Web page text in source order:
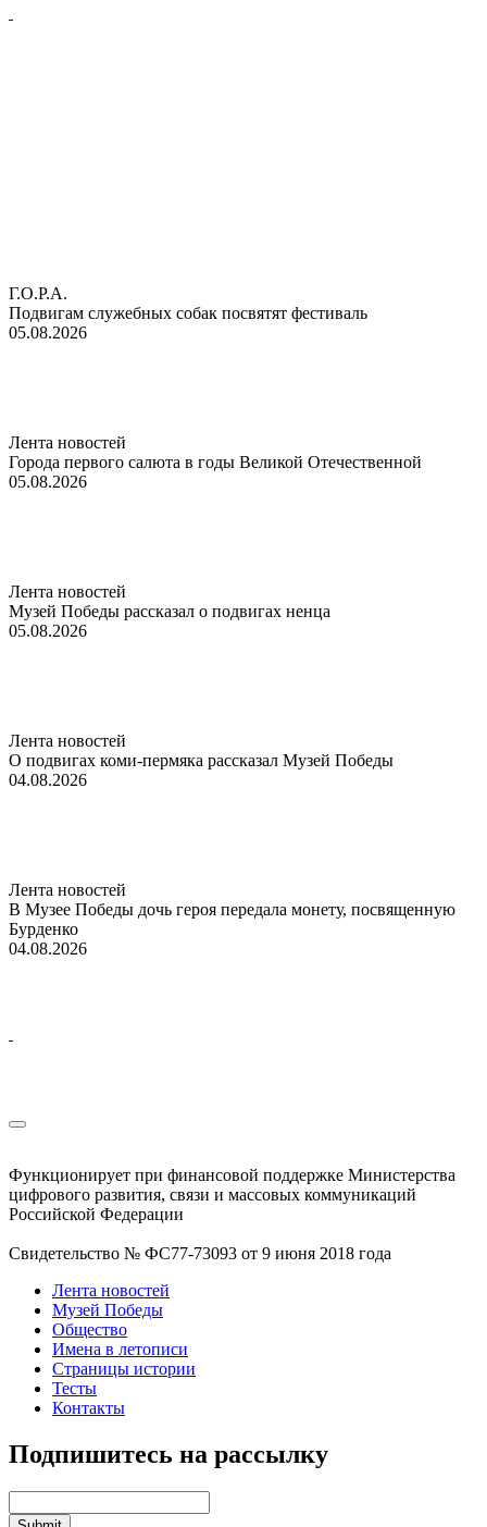
Г.О.Р.А.
Подвигам служебных собак посвятят фестиваль
05.08.2026
Лента новостей
Города первого салюта в годы Великой Отечественной
05.08.2026
Лента новостей
Музей Победы рассказал о подвигах ненца
05.08.2026
Лента новостей
О подвигах коми-пермяка рассказал Музей Победы
04.08.2026
Лента новостей
В Музее Победы дочь героя передала монету, посвященную
Бурденко
04.08.2026
Функционирует при финансовой поддержке Министерства
цифрового развития, связи и массовых коммуникаций
Российской Федерации
Свидетельство № ФС77-73093 от 9 июня 2018 года
Лента новостей
Музей Победы
Общество
Имена в летописи
Страницы истории
Тесты
Контакты
Подпишитесь на рассылку